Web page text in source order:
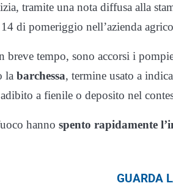
tramite una nota diffusa alla
di pomeriggio nell’azienda
breve tempo, sono accorsi i
la barchessa, termine usato a
a fienile o deposito nel
hanno spento rapidamente
GUARDA